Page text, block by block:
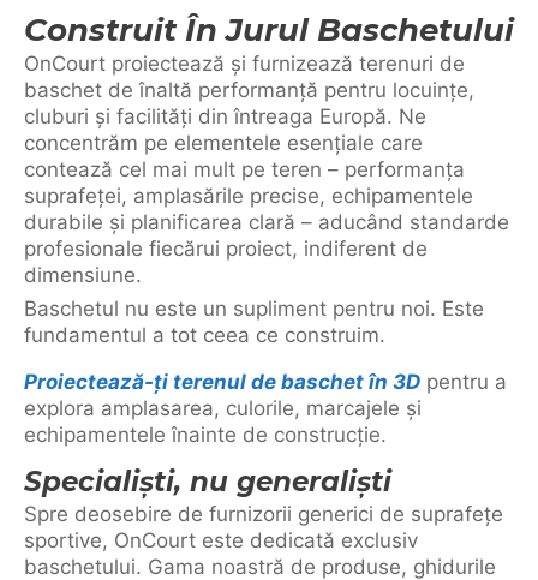
Construit În Jurul Baschetului
OnCourt proiectează și furnizează terenuri de
baschet de înaltă performanță pentru locuințe,
cluburi și facilități din întreaga Europă. Ne
concentrăm pe elementele esențiale care
contează cel mai mult pe teren – performanța
suprafeței, amplasările precise, echipamentele
durabile și planificarea clară – aducând standarde
profesionale fiecărui proiect, indiferent de
dimensiune.
Baschetul nu este un supliment pentru noi. Este
fundamentul a tot ceea ce construim.
Proiectează-ți terenul de baschet în 3D pentru a
explora amplasarea, culorile, marcajele și
echipamentele înainte de construcție.
Specialiști, nu generaliști
Spre deosebire de furnizorii generici de suprafețe
sportive, OnCourt este dedicată exclusiv
baschetului. Gama noastră de produse, ghidurile